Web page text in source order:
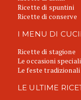
Ricette di spuntini
Ricette di conserve
I MENU DI
Ricette di stagione
Le occasioni speciali
Le feste tradizionali
LE ULTIME